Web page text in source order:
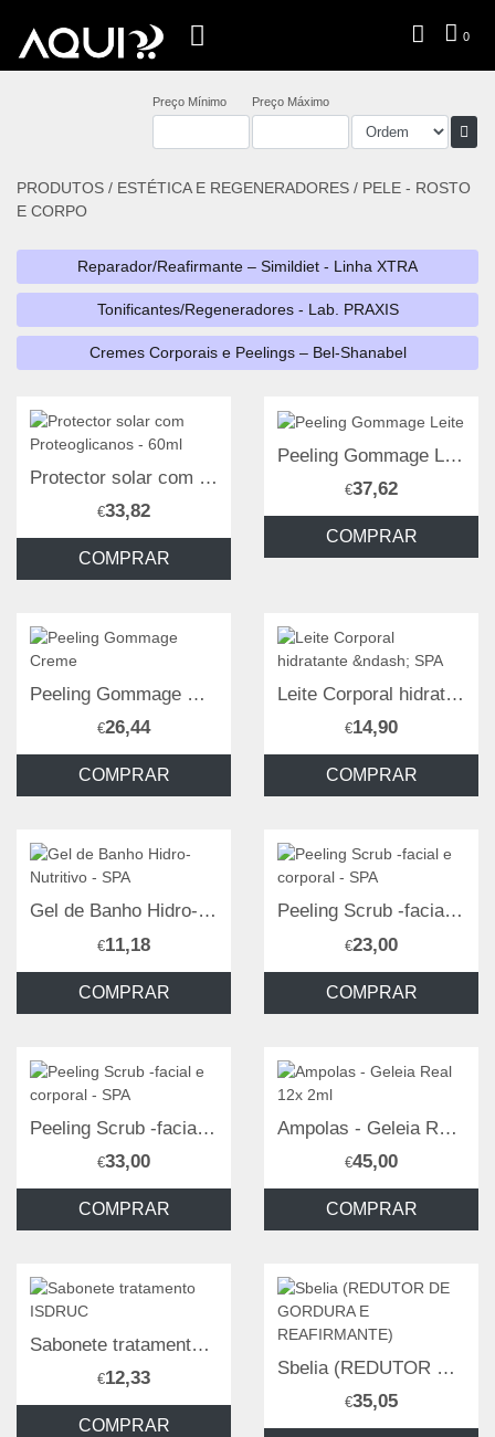
0
PRODUTOS / ESTÉTICA E REGENERADORES / PELE - ROSTO
E CORPO
Preço Mínimo Preço Máximo
Reparador/Reafirmante – Simildiet - Linha XTRA
Tonificantes/Regeneradores - Lab. PRAXIS
Cremes Corporais e Peelings – Bel-Shanabel
Protector solar com Proteoglicanos - 60ml
€33,82
COMPRAR
Peeling Gommage Leite
€37,62
COMPRAR
Peeling Gommage Creme
€26,44
COMPRAR
Leite Corporal hidratante – SPA
€14,90
COMPRAR
Gel de Banho Hidro-Nutritivo - SPA
€11,18
COMPRAR
Peeling Scrub -facial e corporal - SPA
€23,00
COMPRAR
Peeling Scrub -facial e corporal - SPA
€33,00
COMPRAR
Ampolas - Geleia Real 12x 2ml
€45,00
COMPRAR
Sabonete tratamento ISDRUC
€12,33
COMPRAR
Sbelia (REDUTOR DE GORDURA E REAFIRMANTE)
€35,05